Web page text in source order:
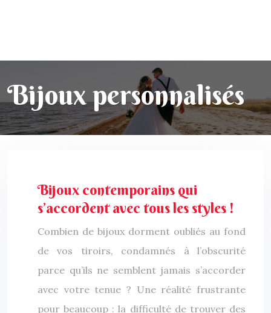
Bijoux personnalisés
Bijoux contemporains qui
s’accordent avec tous les styles !
Combien de bijoux dorment oubliés au fond
de vos tiroirs, condamnés à l’obscurité
parce qu’ils ne semblent jamais s’accorder
avec votre tenue ? Une réalité frustrante
pour beaucoup : la difficulté de trouver des